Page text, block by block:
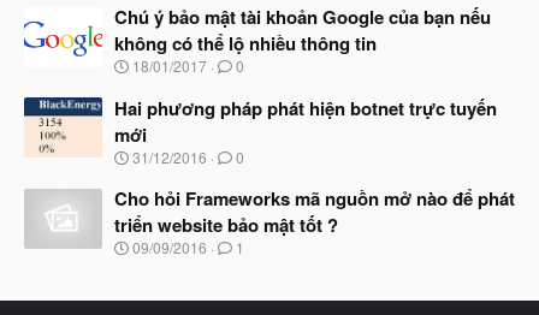
đ
ầ
u
à
b
ắ
đ
ầ
u
Chú ý bảo mật tài khoản Google của bạn nếu
không có thể lộ nhiều thông tin
N
à
y
b
ắ
đ
ầ
u
18/01/2017 0
Hai phương pháp phát hiện botnet trực tuyến
mới
N
à
y
b
ắ
31/12/2016 0
Cho hỏi Frameworks mã nguồn mở nào để phát
triển website bảo mật tốt ?
N
y
09/09/2016 1